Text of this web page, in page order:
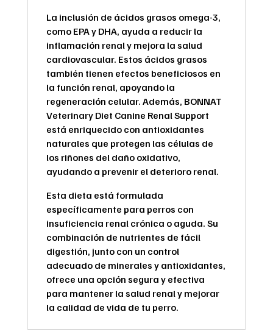
La inclusión de ácidos grasos omega-3,
como EPA y DHA, ayuda a reducir la
inflamación renal y mejora la salud
cardiovascular. Estos ácidos grasos
también tienen efectos beneficiosos en
la función renal, apoyando la
regeneración celular. Además, BONNAT
Veterinary Diet Canine Renal Support
está enriquecido con antioxidantes
naturales que protegen las células de
los riñones del daño oxidativo,
ayudando a prevenir el deterioro renal.
Esta dieta está formulada
específicamente para perros con
insuficiencia renal crónica o aguda. Su
combinación de nutrientes de fácil
digestión, junto con un control
adecuado de minerales y antioxidantes,
ofrece una opción segura y efectiva
para mantener la salud renal y mejorar
la calidad de vida de tu perro.